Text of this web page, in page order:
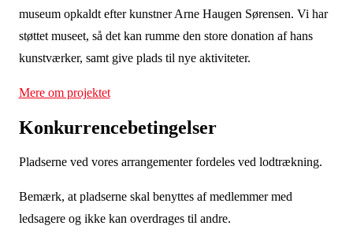
museum opkaldt efter kunstner Arne Haugen Sørensen. Vi har
støttet museet, så det kan rumme den store donation af hans
kunstværker, samt give plads til nye aktiviteter.
Mere om projektet
Konkurrencebetingelser
Pladserne ved vores arrangementer fordeles ved lodtrækning.
Bemærk, at pladserne skal benyttes af medlemmer med
ledsagere og ikke kan overdrages til andre.